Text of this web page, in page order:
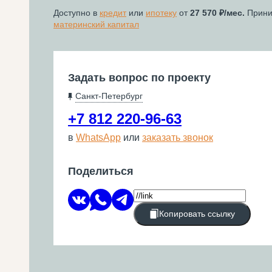
Доступно в кредитили ипотеку от27 570 /мес.
материнский капитал
Задать вопрос по проекту
Санкт-Петербург
+7 812 220-96-63
в WhatsApp или заказать звонок
Поделиться
Копировать ссылку